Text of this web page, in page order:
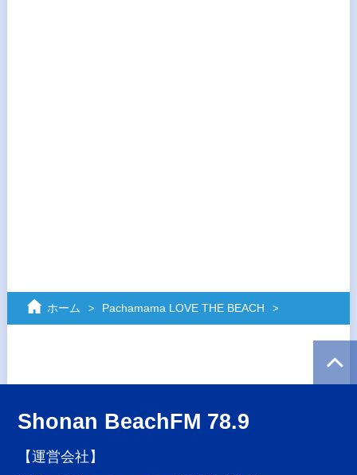
ホーム Pachamama LOVE THE BEACH
Shonan BeachFM 78.9
【運営会社】